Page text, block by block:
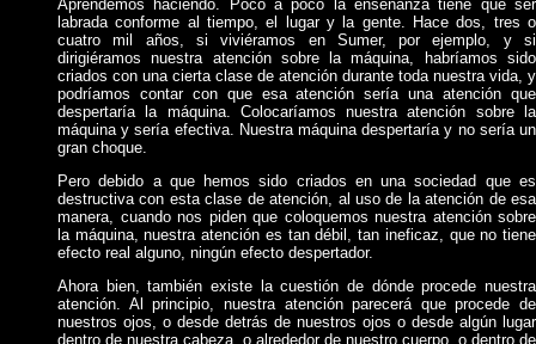
Aprendemos haciendo. Poco a poco la enseñanza tiene que ser
labrada conforme al tiempo, el lugar y la gente. Hace dos, tres o
cuatro mil años, si viviéramos en Sumer, por ejemplo, y si
dirigiéramos nuestra atención sobre la máquina, habríamos sido
criados con una cierta clase de atención durante toda nuestra vida, y
podríamos contar con que esa atención sería una atención que
despertaría la máquina. Colocaríamos nuestra atención sobre la
máquina y sería efectiva. Nuestra máquina despertaría y no sería un
gran choque.
Pero debido a que hemos sido criados en una sociedad que es
destructiva con esta clase de atención, al uso de la atención de esa
manera, cuando nos piden que coloquemos nuestra atención sobre
la máquina, nuestra atención es tan débil, tan ineficaz, que no tiene
efecto real alguno, ningún efecto despertador.
Ahora bien, también existe la cuestión de dónde procede nuestra
atención. Al principio, nuestra atención parecerá que procede de
nuestros ojos, o desde detrás de nuestros ojos o desde algún lugar
dentro de nuestra cabeza, o alrededor de nuestro cuerpo, o dentro de